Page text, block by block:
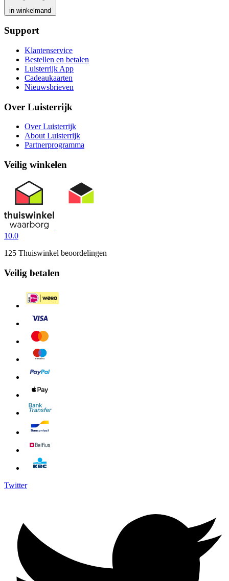
in winkelmand
Support
Klantenservice
Bestellen en betalen
Luisterrijk App
Cadeaukaarten
Nieuwsbrieven
Over Luisterrijk
Over Luisterrijk
About Luisterrijk
Partnerprogramma
Veilig winkelen
10.0
125 Thuiswinkel beoordelingen
Veilig betalen
Twitter